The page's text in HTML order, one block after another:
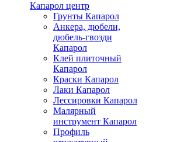
Капарол центр
Грунты Капарол
Анкера, дюбели,
дюбель-гвозди
Капарол
Клей плиточный
Капарол
Краски Капарол
Лаки Капарол
Лессировки Капарол
Малярный
инструмент Капарол
Профиль